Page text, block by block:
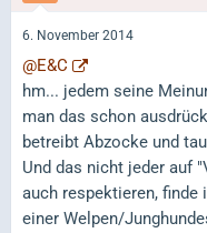
6. November 2014
@E&C
hm... jedem seine
man das schon
betreibt Abzocke und
Und das nicht jeder auf
auch respektieren, finde
einer Welpen/